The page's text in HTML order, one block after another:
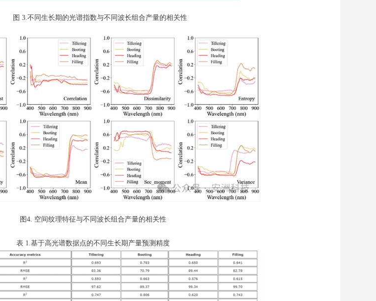
图 3.不同生长期的光谱指数与不同波长组合产量的相关性
图4. 空间纹理特征与不同波长组合产量的相关性
表 1.基于高光谱数据点的不同生长期产量预测精度